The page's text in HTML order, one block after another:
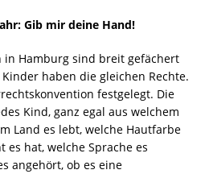
Gib mir deine Hand!
in Hamburg sind breit gefächert
haben die gleichen Rechte.
festgelegt. Die
Kind, ganz egal aus welchem
Land es lebt, welche Hautfarbe
es hat, welche Sprache es
angehört, ob es eine